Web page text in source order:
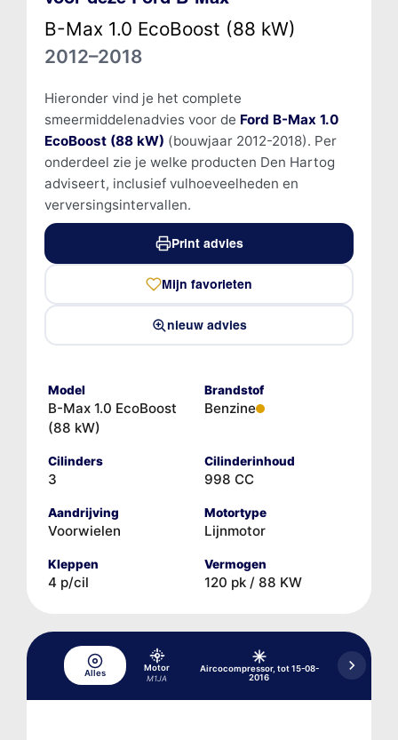
B-Max 1.0 EcoBoost (88 kW)
2012–2018
Hieronder vind je het complete
smeermiddelenadvies voor de Ford B-Max 1.0
EcoBoost (88 kW) (bouwjaar 2012-2018). Per
onderdeel zie je welke producten Den Hartog
adviseert, inclusief vulhoeveelheden en
verversingsintervallen.
Print advies
Mijn favorieten
nieuw advies
Model
B-Max 1.0 EcoBoost
(88 kW)
Brandstof
Benzine
Cilinders
3
Cilinderinhoud
998 CC
Aandrijving
Voorwielen
Motortype
Lijnmotor
Kleppen
4 p/cil
Vermogen
120 pk / 88 KW
Alles
Motor
M1JA
Aircocompressor, tot 15-08-
2016